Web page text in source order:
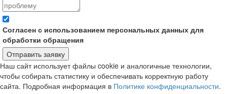
Согласен с использованием персональных данных для
обработки обращения
Отправить заявку
Наш сайт использует файлы cookie и аналогичные технологии,
чтобы собирать статистику и обеспечивать корректную работу
сайта. Подробная информация в Политике конфиденциальности.